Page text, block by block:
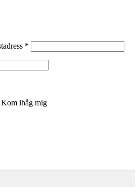
*
Kom ihåg mig